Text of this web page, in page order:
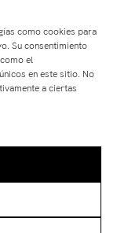
como cookies para
Su consentimiento
el
en este sitio. No
a ciertas